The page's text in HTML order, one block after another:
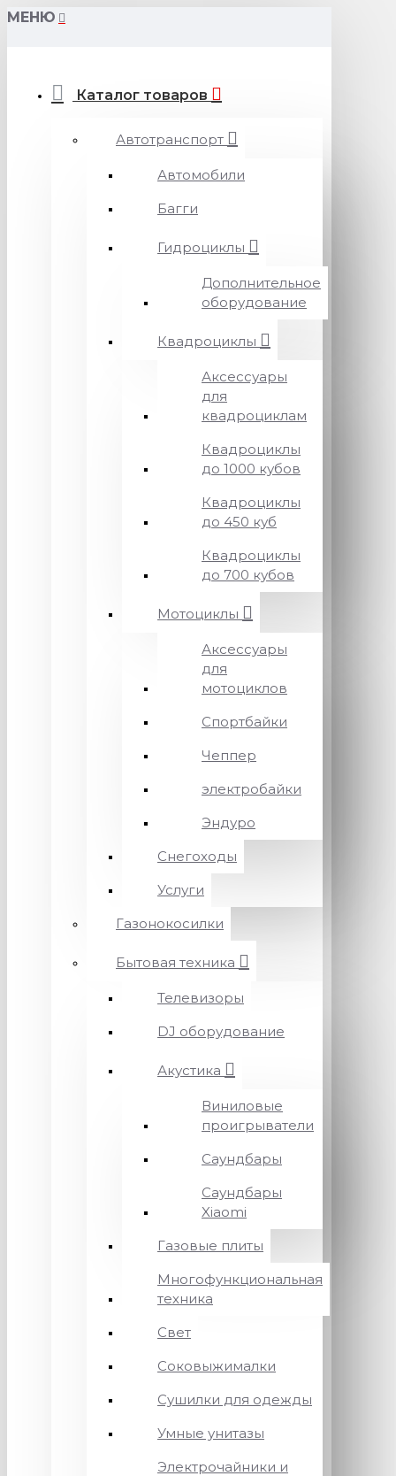
МЕНЮ
Каталог товаров
Автотранспорт
Автомобили
Багги
Гидроциклы
Дополнительное
оборудование
Квадроциклы
Аксессуары
для
квадроциклам
Квадроциклы
до 1000 кубов
Квадроциклы
до 450 куб
Квадроциклы
до 700 кубов
Мотоциклы
Аксессуары
для
мотоциклов
Спортбайки
Чеппер
электробайки
Эндуро
Снегоходы
Услуги
Газонокосилки
Бытовая техника
Телевизоры
DJ оборудование
Акустика
Виниловые
проигрыватели
Саундбары
Саундбары
Xiaomi
Газовые плиты
Многофункциональная
техника
Свет
Соковыжималки
Сушилки для одежды
Умные унитазы
Электрочайники и